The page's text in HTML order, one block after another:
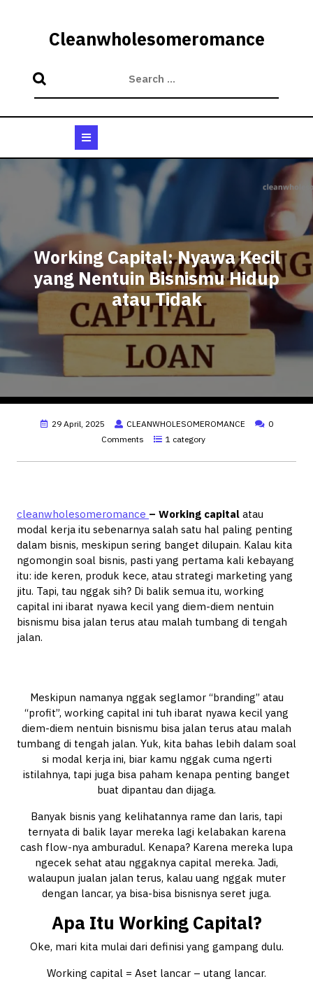
Cleanwholesomeromance
Button
Working Capital: Nyawa Kecil
yang Nentuin Bisnismu Hidup
atau Tidak
29 April, 2025 CLEANWHOLESOMEROMANCE
0
Comments
1 category
cleanwholesomeromance – Working capital atau
modal kerja itu sebenarnya salah satu hal paling penting
dalam bisnis, meskipun sering banget dilupain. Kalau kita
ngomongin soal bisnis, pasti yang pertama kali kebayang
itu: ide keren, produk kece, atau strategi marketing yang
jitu. Tapi, tau nggak sih? Di balik semua itu, working
capital ini ibarat nyawa kecil yang diem-diem nentuin
bisnismu bisa jalan terus atau malah tumbang di tengah
jalan.
Meskipun namanya nggak seglamor “branding” atau
“profit”, working capital ini tuh ibarat nyawa kecil yang
diem-diem nentuin bisnismu bisa jalan terus atau malah
tumbang di tengah jalan. Yuk, kita bahas lebih dalam soal
si modal kerja ini, biar kamu nggak cuma ngerti
istilahnya, tapi juga bisa paham kenapa penting banget
buat dipantau dan dijaga.
Banyak bisnis yang kelihatannya rame dan laris, tapi
ternyata di balik layar mereka lagi kelabakan karena
cash flow-nya amburadul. Kenapa? Karena mereka lupa
ngecek sehat atau nggaknya capital mereka. Jadi,
walaupun jualan jalan terus, kalau uang nggak muter
dengan lancar, ya bisa-bisa bisnisnya seret juga.
Apa Itu Working Capital?
Oke, mari kita mulai dari definisi yang gampang dulu.
Working capital = Aset lancar – utang lancar.